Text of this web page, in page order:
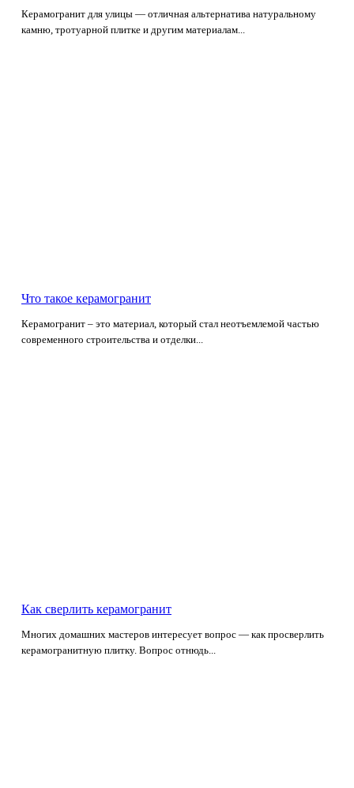
Керамогранит для улицы — отличная альтернатива натуральному
камню, тротуарной плитке и другим материалам...
Что такое керамогранит
Керамогранит – это материал, который стал неотъемлемой частью
современного строительства и отделки...
Как сверлить керамогранит
Многих домашних мастеров интересует вопрос — как просверлить
керамогранитную плитку. Вопрос отнюдь...